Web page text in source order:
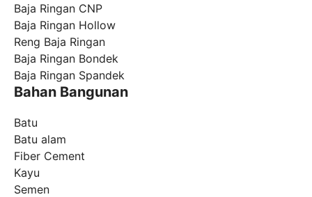
Baja Ringan CNP
Baja Ringan Hollow
Reng Baja Ringan
Baja Ringan Bondek
Baja Ringan Spandek
Bahan Bangunan
Batu
Batu alam
Fiber Cement
Kayu
Semen